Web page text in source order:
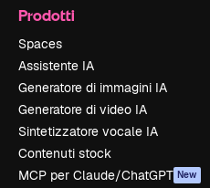
Prodotti
Spaces
Assistente IA
Generatore di immagini IA
Generatore di video IA
Sintetizzatore vocale IA
Contenuti stock
MCP per Claude/ChatGPT New